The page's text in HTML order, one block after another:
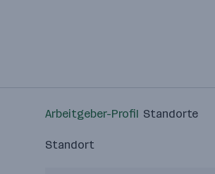
Arbeitgeber-Profil Standorte
Standort